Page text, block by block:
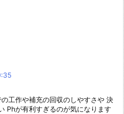
工作や補充の回収のしやすさや 決
Phが有利すぎるのが気になります